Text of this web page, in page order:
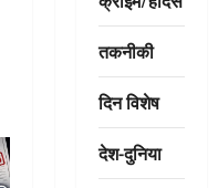
तकनीकी
दिन विशेष
देश-दुनिया